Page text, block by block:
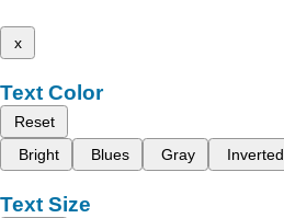
x
Text Color
Reset
Bright
Blues Gray Inverted
Text Size